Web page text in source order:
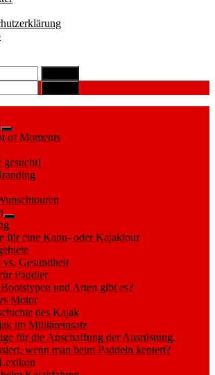
Search
Search
Show
sub
of Moments
gesucht!
Show
sub
menu
für eine Kanu- oder Kajaktour
vs. Gesundheit
Paddler
und Arten gibt es?
Motor
des Kajak
im Militäreinsatz
für die Anschaffung der Ausrüstung.
wenn man beim Paddeln kentert?